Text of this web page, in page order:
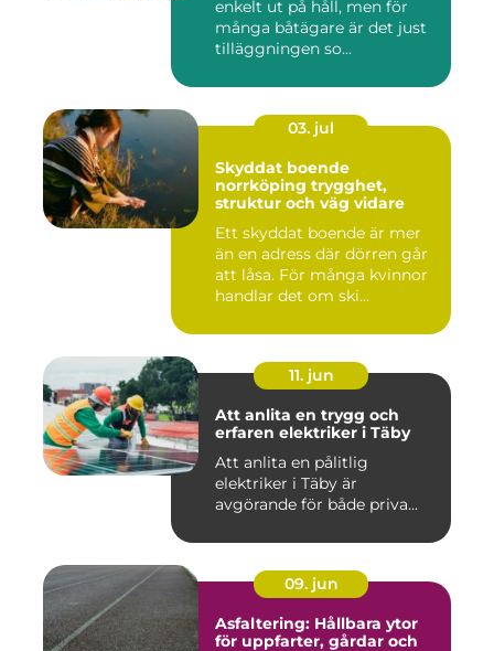
enkelt ut på håll, men för
många båtägare är det just
tilläggningen so...
03. jul
Skyddat boende
norrköping trygghet,
struktur och väg vidare
Ett skyddat boende är mer
än en adress där dörren går
att låsa. För många kvinnor
handlar det om ski...
11. jun
Att anlita en trygg och
erfaren elektriker i Täby
Att anlita en pålitlig
elektriker i Täby är
avgörande för både priva...
09. jun
Asfaltering: Hållbara ytor
för uppfarter, gårdar och